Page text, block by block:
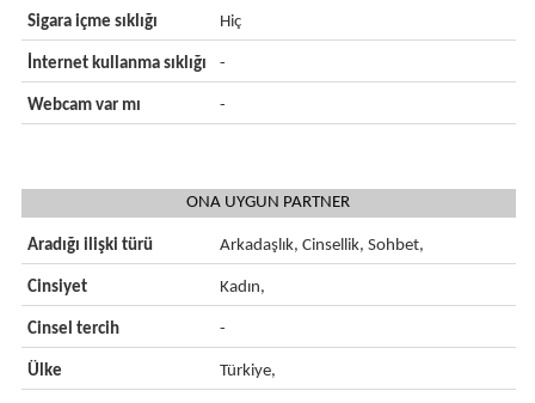
Sigara içme sıklığı Hiç
İnternet kullanma sıklığı -
Webcam var mı -
ONA UYGUN PARTNER
Aradığı ilişki türü Arkadaşlık, Cinsellik, Sohbet,
Cinsiyet Kadın,
Cinsel tercih -
Ülke Türkiye,